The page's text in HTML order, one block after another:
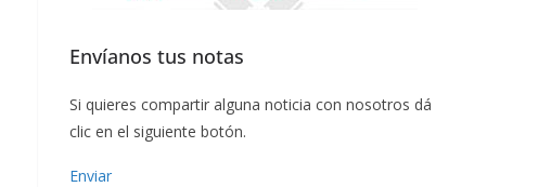
Envíanos tus notas
Si quieres compartir alguna noticia con nosotros dá
clic en el siguiente botón.
Enviar